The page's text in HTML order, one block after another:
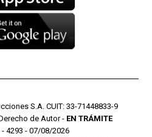
S.A. CUIT: 33-71448833-9
de Autor - EN TRÁMITE
4293 - 07/08/2026